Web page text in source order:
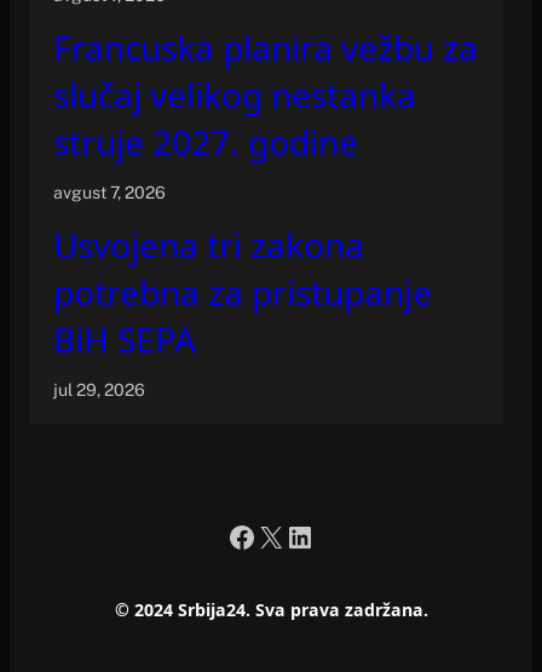
Francuska planira vežbu za
slučaj velikog nestanka
struje 2027. godine
avgust 7, 2026
Usvojena tri zakona
potrebna za pristupanje
BiH SEPA
jul 29, 2026
Facebook
X LinkedIn
© 2024 Srbija24. Sva prava zadržana.